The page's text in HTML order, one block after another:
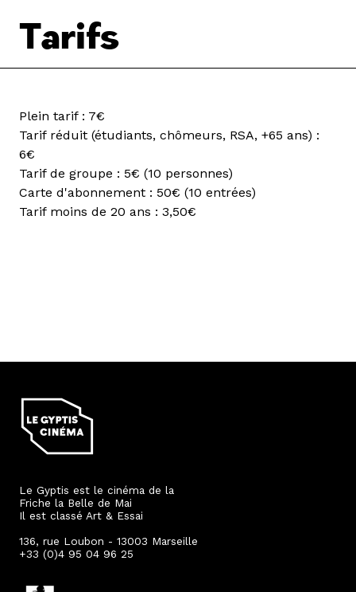
Tarifs
Plein tarif : 7€
Tarif réduit (étudiants, chômeurs, RSA, +65 ans) :
6€
Tarif de groupe : 5€ (10 personnes)
Carte d'abonnement : 50€ (10 entrées)
Tarif moins de 20 ans : 3,50€
Le Gyptis est le cinéma de la
Friche la Belle de Mai
Il est classé Art & Essai
136, rue Loubon - 13003 Marseille
+33 (0)4 95 04 96 25